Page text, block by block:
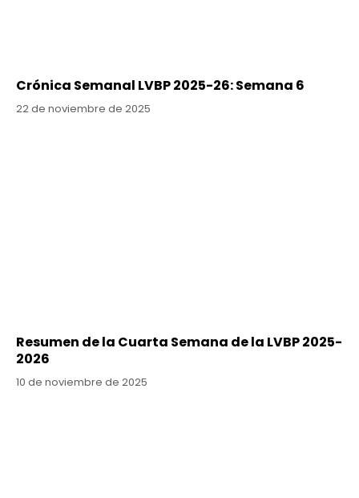
Crónica Semanal LVBP 2025-26: Semana 6
22 de noviembre de 2025
Resumen de la Cuarta Semana de la LVBP 2025-
2026
10 de noviembre de 2025